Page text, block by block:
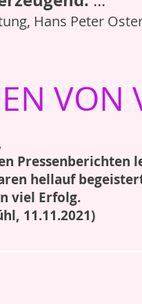
Hans Peter
VON
hellauf
viel Erfolg.
11.11.2021)